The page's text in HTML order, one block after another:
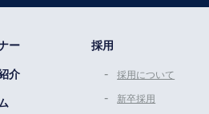
ー
介
採用
採用について
新卒採用